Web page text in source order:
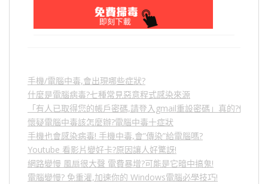
手機/電腦中毒,會出現哪些症狀?
什麼是電腦病毒?七種常見惡意程式感染來源
「有人已取得您的帳戶密碼,請登入gmail重設密碼」真的?假的?5
懷疑電腦中毒該怎麼辦?電腦中毒十症狀
手機也會感染病毒! 手機中毒,會”傳染”給電腦嗎?
Youtube 看影片變好卡?原因讓人好驚訝!
網路變慢 風扇很大聲 電費暴增?可能是它暗中搞鬼!
電腦變慢? 免重灌,加速你的 Windows電腦必學技巧!